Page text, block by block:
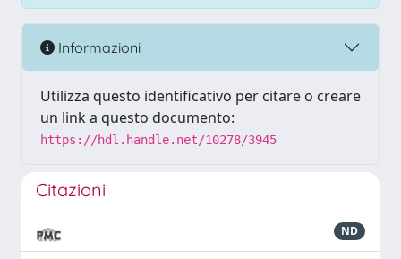
Informazioni
Utilizza questo identificativo per citare o creare
un link a questo documento:
https://hdl.handle.net/10278/3945
Citazioni
ND